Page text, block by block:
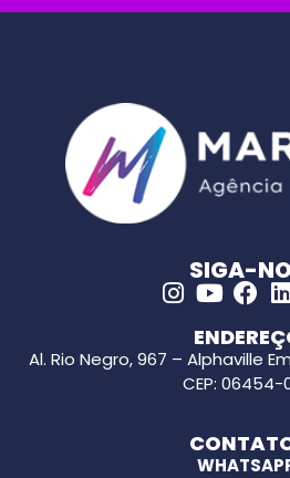
SIGA-
Al. Rio Negro, 967 – Alphaville
CEP: 06454-